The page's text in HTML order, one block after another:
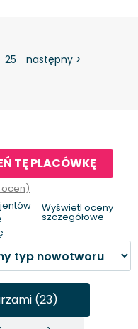
25 następny >
TĘ PLACÓWKĘ
Wyświetl oceny
szczegółowe
(23)